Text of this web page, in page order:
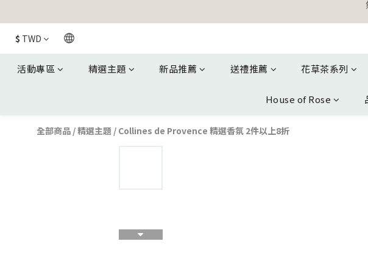
【官網獨家】首
【官網獨家】首
安心專用
$ TWD
活動專區 精選主題 新品推薦 送禮推薦 花草茶系列
House of Rose
全部商品 /精選主題 / Collines de Provence 精選香氛 2件以上8折